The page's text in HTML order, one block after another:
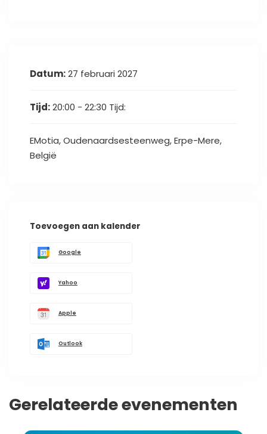
Datum:27 februari 2027
Tijd:20:00 - 22:30 Tijd:
EMotia, Oudenaardsesteenweg, Erpe-Mere,
België
Toevoegen aan kalender
Google
Yahoo
Apple
Outlook
Gerelateerde evenementen